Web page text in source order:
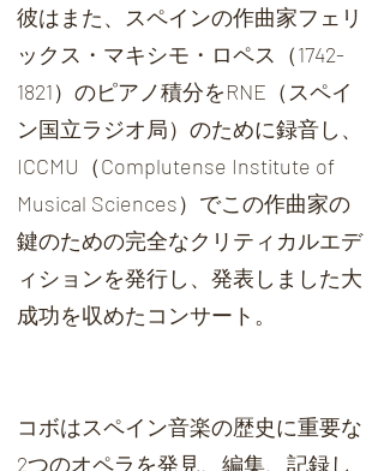
彼はまた、スペインの作曲家フェリ
ックス・マキシモ・ロペス（1742-
1821）のピアノ積分をRNE（スペイ
ン国立ラジオ局）のために録音し、
ICCMU（Complutense Institute of
Musical Sciences）でこの作曲家の
鍵のための完全なクリティカルエデ
ィションを発行し、発表しました大
成功を収めたコンサート。
コボはスペイン音楽の歴史に重要な
2つのオペラを発見、編集、記録し